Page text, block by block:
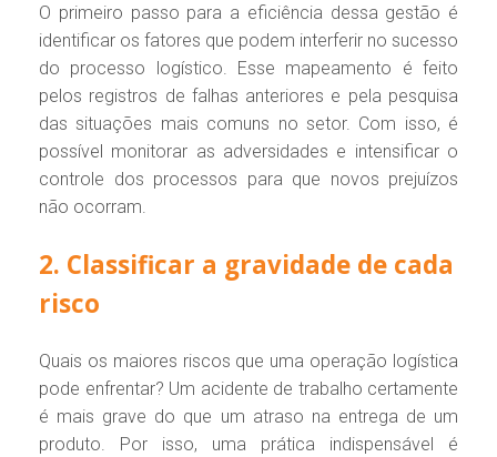
O primeiro passo para a eficiência dessa gestão é
identificar os fatores que podem interferir no sucesso
do processo logístico. Esse mapeamento é feito
pelos registros de falhas anteriores e pela pesquisa
das situações mais comuns no setor. Com isso, é
possível monitorar as adversidades e intensificar o
controle dos processos para que novos prejuízos
não ocorram.
2. Classificar a gravidade de cada
risco
Quais os maiores riscos que uma operação logística
pode enfrentar? Um acidente de trabalho certamente
é mais grave do que um atraso na entrega de um
produto. Por isso, uma prática indispensável é